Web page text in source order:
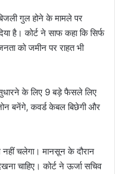
गुल होने के मामले पर
है। कोर्ट ने साफ कहा कि सिर्फ
को जमीन पर राहत भी
सुधारने के लिए 9 बड़े फैसले लिए
बनेंगे, कवर्ड केबल बिछेगी और
नहीं चलेगा। मानसून के दौरान
चाहिए। कोर्ट ने ऊर्जा सचिव